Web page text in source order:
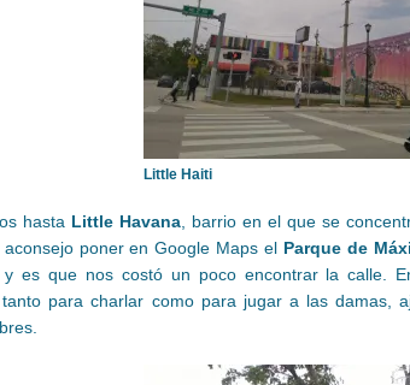
Little Haiti
hasta Little Havana , barrio en el que se
poner en Google Maps el Parque de
es que nos costó un poco encontrar la calle.
tanto para charlar como para jugar a las damas,